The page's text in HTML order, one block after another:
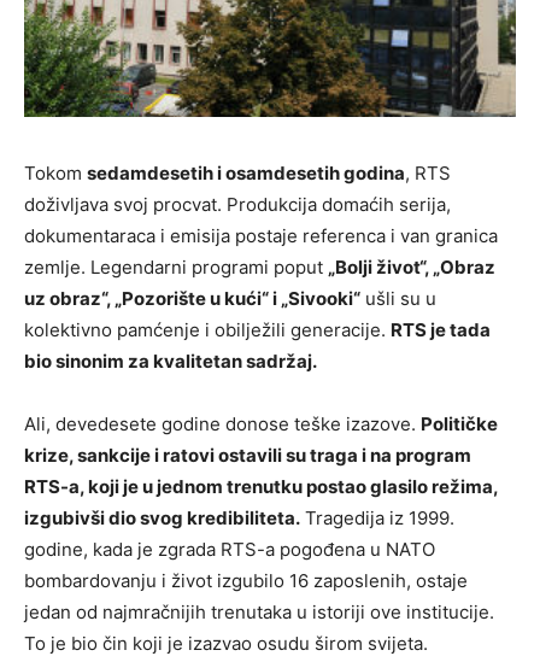
Tokom sedamdesetih i osamdesetih godina, RTS
doživljava svoj procvat. Produkcija domaćih serija,
dokumentaraca i emisija postaje referenca i van granica
zemlje. Legendarni programi poput „Bolji život“, „Obraz
uz obraz“, „Pozorište u kući“ i „Sivooki“ ušli su u
kolektivno pamćenje i obilježili generacije. RTS je tada
bio sinonim za kvalitetan sadržaj.
Ali, devedesete godine donose teške izazove. Političke
krize, sankcije i ratovi ostavili su traga i na program
RTS-a, koji je u jednom trenutku postao glasilo režima,
izgubivši dio svog kredibiliteta. Tragedija iz 1999.
godine, kada je zgrada RTS-a pogođena u NATO
bombardovanju i život izgubilo 16 zaposlenih, ostaje
jedan od najmračnijih trenutaka u istoriji ove institucije.
To je bio čin koji je izazvao osudu širom svijeta.